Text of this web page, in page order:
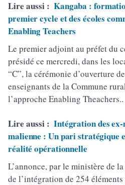
Lire aussi : Kangaba :
premier cycle et des écoles
Enabling Teachers
Le premier adjoint au préfet du
présidé ce mercredi, dans les
“C”, la cérémonie d’ouverture
enseignants de la Commune
l’approche Enabling Theachers..
Lire aussi : Intégration des
malienne : Un pari stratégique
réalité opérationnelle
L’annonce, par le ministère de
de l’intégration de 254